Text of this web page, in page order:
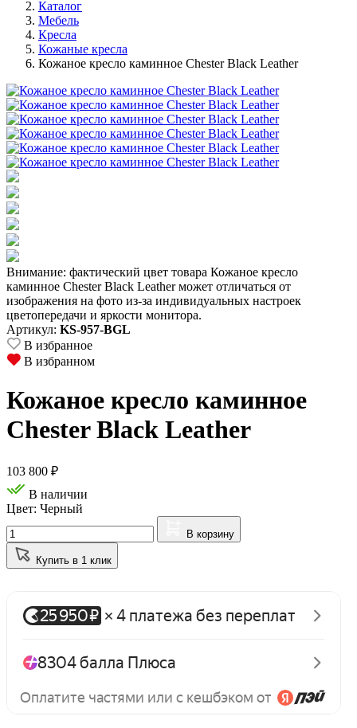
Каталог
Мебель
Кресла
Кожаные кресла
Кожаное кресло каминное Chester Black Leather
Внимание: фактический цвет товара Кожаное кресло
каминное Chester Black Leather может отличаться от
изображения на фото из-за индивидуальных настроек
цветопередачи и яркости монитора.
Артикул: KS-957-BGL
В избранное
В избранном
Кожаное кресло каминное
Chester Black Leather
103 800 ₽
В наличии
Цвет: Черный
В корзину
Купить в 1 клик